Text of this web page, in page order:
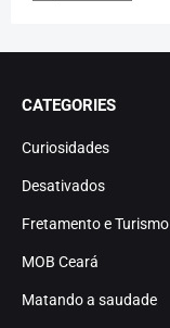
CATEGORIES
Curiosidades
Desativados
Fretamento e Turismo
MOB Ceará
Matando a saudade